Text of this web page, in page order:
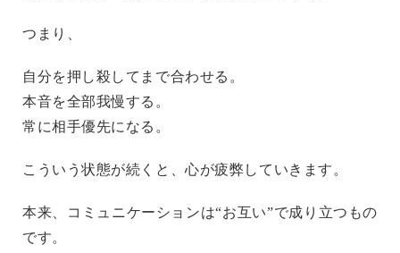
つまり、
自分を押し殺してまで合わせる。
本音を全部我慢する。
常に相手優先になる。
こういう状態が続くと、心が疲弊していきます。
本来、コミュニケーションは“お互い”で成り立つもの
です。